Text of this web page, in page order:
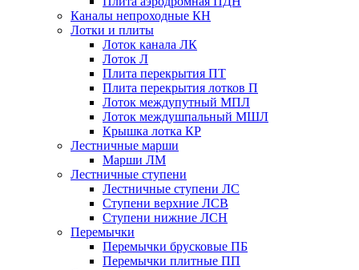
Каналы непроходные КН
Лотки и плиты
Лоток канала ЛК
Лоток Л
Плита перекрытия ПТ
Плита перекрытия лотков П
Лоток междупутный МПЛ
Лоток междушпальный МШЛ
Крышка лотка КР
Лестничные марши
Марши ЛМ
Лестничные ступени
Лестничные ступени ЛС
Ступени верхние ЛСВ
Ступени нижние ЛСН
Перемычки
Перемычки брусковые ПБ
Перемычки плитные ПП